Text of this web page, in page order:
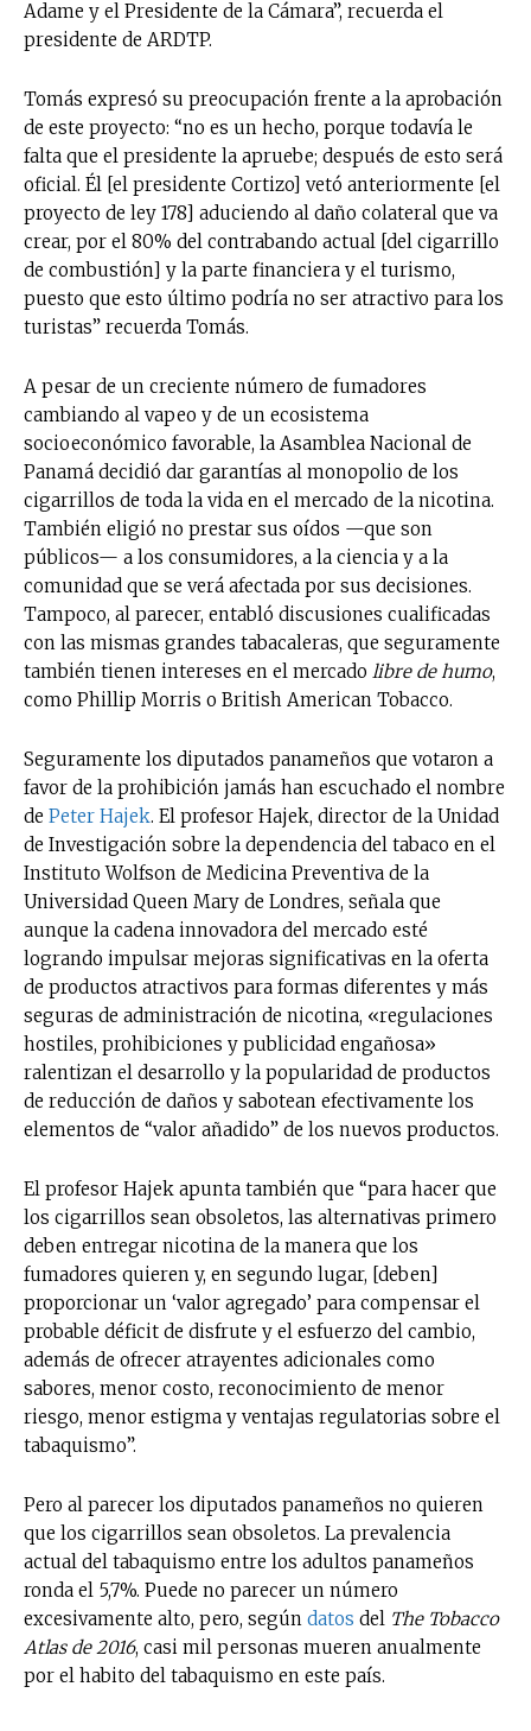
Adame y el Presidente de la Cámara”, recuerda el
presidente de ARDTP.
Tomás expresó su preocupación frente a la aprobación
de este proyecto: “no es un hecho, porque todavía le
falta que el presidente la apruebe; después de esto será
oficial. Él [el presidente Cortizo] vetó anteriormente [el
proyecto de ley 178] aduciendo al daño colateral que va
crear, por el 80% del contrabando actual [del cigarrillo
de combustión] y la parte financiera y el turismo,
puesto que esto último podría no ser atractivo para los
turistas” recuerda Tomás.
A pesar de un creciente número de fumadores
cambiando al vapeo y de un ecosistema
socioeconómico favorable, la Asamblea Nacional de
Panamá decidió dar garantías al monopolio de los
cigarrillos de toda la vida en el mercado de la nicotina.
También eligió no prestar sus oídos —que son
públicos— a los consumidores, a la ciencia y a la
comunidad que se verá afectada por sus decisiones.
Tampoco, al parecer, entabló discusiones cualificadas
con las mismas grandes tabacaleras, que seguramente
también tienen intereses en el mercado libre de humo,
como Phillip Morris o British American Tobacco.
Seguramente los diputados panameños que votaron a
favor de la prohibición jamás han escuchado el nombre
de Peter Hajek. El profesor Hajek, director de la Unidad
de Investigación sobre la dependencia del tabaco en el
Instituto Wolfson de Medicina Preventiva de la
Universidad Queen Mary de Londres, señala que
aunque la cadena innovadora del mercado esté
logrando impulsar mejoras significativas en la oferta
de productos atractivos para formas diferentes y más
seguras de administración de nicotina, «regulaciones
hostiles, prohibiciones y publicidad engañosa»
ralentizan el desarrollo y la popularidad de productos
de reducción de daños y sabotean efectivamente los
elementos de “valor añadido” de los nuevos productos.
El profesor Hajek apunta también que “para hacer que
los cigarrillos sean obsoletos, las alternativas primero
deben entregar nicotina de la manera que los
fumadores quieren y, en segundo lugar, [deben]
proporcionar un ‘valor agregado’ para compensar el
probable déficit de disfrute y el esfuerzo del cambio,
además de ofrecer atrayentes adicionales como
sabores, menor costo, reconocimiento de menor
riesgo, menor estigma y ventajas regulatorias sobre el
tabaquismo”.
Pero al parecer los diputados panameños no quieren
que los cigarrillos sean obsoletos. La prevalencia
actual del tabaquismo entre los adultos panameños
ronda el 5,7%. Puede no parecer un número
excesivamente alto, pero, según datos del The Tobacco
Atlas de 2016, casi mil personas mueren anualmente
por el habito del tabaquismo en este país.